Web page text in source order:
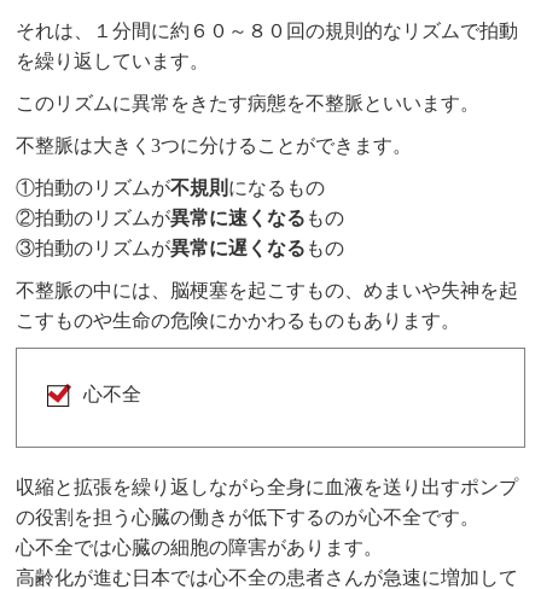
それは、１分間に約６０～８０回の規則的なリズムで拍動
を繰り返しています。
このリズムに異常をきたす病態を不整脈といいます。
不整脈は大きく3つに分けることができます。
①拍動のリズムが不規則 になるもの
②拍動のリズムが異常に速くなる もの
③拍動のリズムが異常に遅くなる もの
不整脈の中には、脳梗塞を起こすもの、めまいや失神を起
こすものや生命の危険にかかわるものもあります。
心不全
収縮と拡張を繰り返しながら全身に血液を送り出すポンプ
の役割を担う心臓の働きが低下するのが心不全です。
心不全では心臓の細胞の障害があります。
高齢化が進む日本では心不全の患者さんが急速に増加して